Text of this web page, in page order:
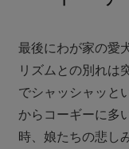
最後にわが家の愛
リズムとの別れは
でシャッシャッと
からコーギーに多
時、娘たちの悲し